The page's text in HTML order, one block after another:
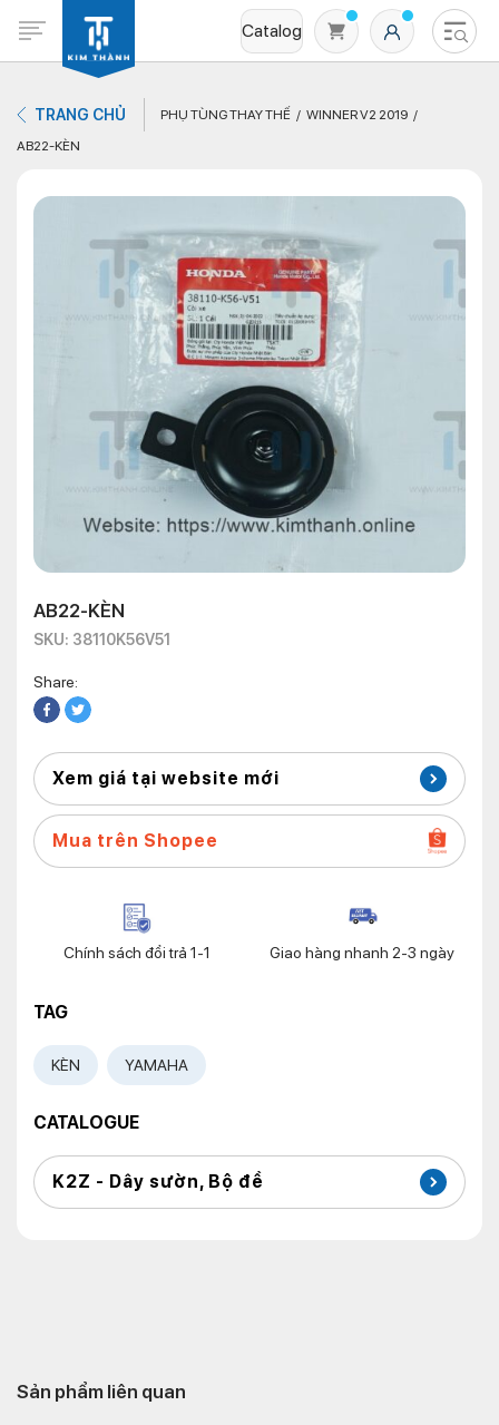
Catalog
Không có sản phẩm nào trong giỏ hàng
TRANG CHỦ PHỤ TÙNG THAY THẾ
WINNER V2 2019
AB22-KÈN
AB22-KÈN
SKU: 38110K56V51
Share:
Xem giá tại website mới
Mua trên Shopee
Chính sách đổi trả 1-1 Giao hàng nhanh 2-3 ngày
TAG
KÈN YAMAHA
CATALOGUE
K2Z - Dây sườn, Bộ đề
Sản phẩm liên quan